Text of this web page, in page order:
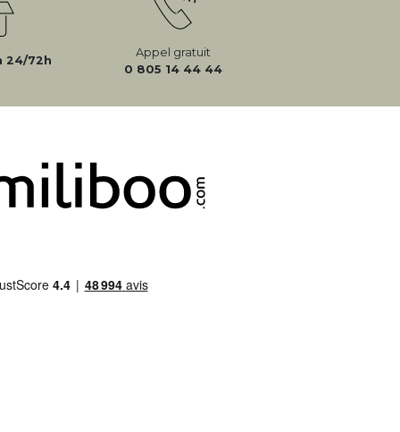
24/72h
Appel gratuit
0 805 14 44 44